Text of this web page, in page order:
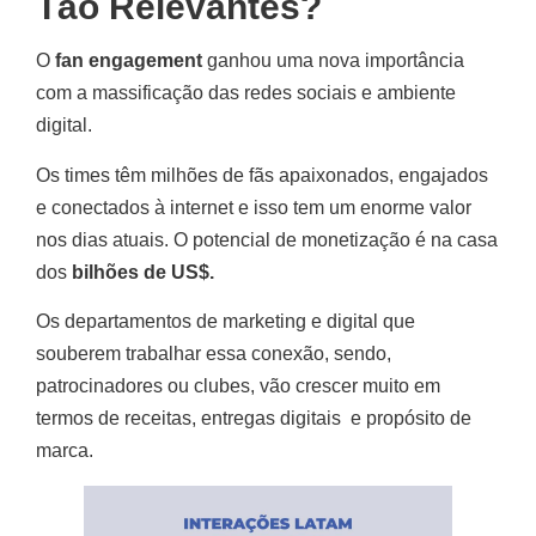
O fan engagement ganhou uma nova importância
com a massificação das redes sociais e ambiente
digital.
Os times têm milhões de fãs apaixonados, engajados
e conectados à internet e isso tem um enorme valor
nos dias atuais. O potencial de monetização é na casa
dos bilhões de US$.
Os departamentos de marketing e digital que
souberem trabalhar essa conexão, sendo,
patrocinadores ou clubes, vão crescer muito em
termos de receitas, entregas digitais e propósito de
marca.